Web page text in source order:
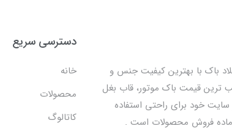
باک با بهترین کیفیت جنس و
ترین قیمت باک موتور، قاب بغل
خود برای راحتی استفاده
فروش محصولات است .
دسترسی سریع
خانه
محصولات
کاتالوگ